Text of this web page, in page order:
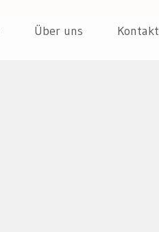
Über uns Kontakt